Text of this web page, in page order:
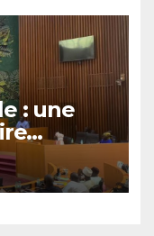
: une
avec
jour.